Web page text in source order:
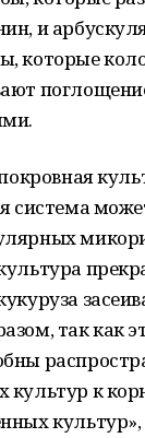
и
которые
система
так как
культур к